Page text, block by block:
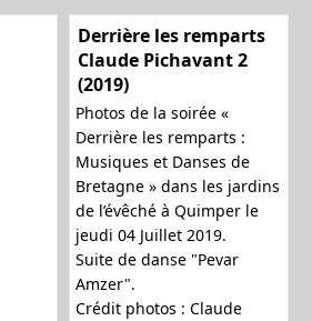
Derrière les remparts
Claude Pichavant 2
(2019)
Photos de la soirée «
Derrière les remparts :
Musiques et Danses de
Bretagne » dans les jardins
de l’évêché à Quimper le
jeudi 04 Juillet 2019.
Suite de danse "Pevar
Amzer".
Crédit photos : Claude